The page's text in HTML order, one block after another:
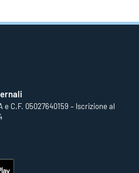
e C.F. 05027640159 – Iscrizione al